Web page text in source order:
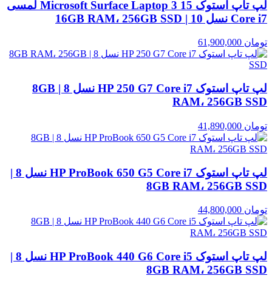
لپ تاپ استوک Microsoft Surface Laptop 3 15 لمسی
Core i7 نسل 10 | 16GB RAM، 256GB SSD
تومان
لپ تاپ استوک HP 250 G7 Core i7 نسل 8 | 8GB
RAM، 256GB SSD
تومان
لپ تاپ استوک HP ProBook 650 G5 Core i7 نسل 8 |
8GB RAM، 256GB SSD
تومان
لپ تاپ استوک HP ProBook 440 G6 Core i5 نسل 8 |
8GB RAM، 256GB SSD